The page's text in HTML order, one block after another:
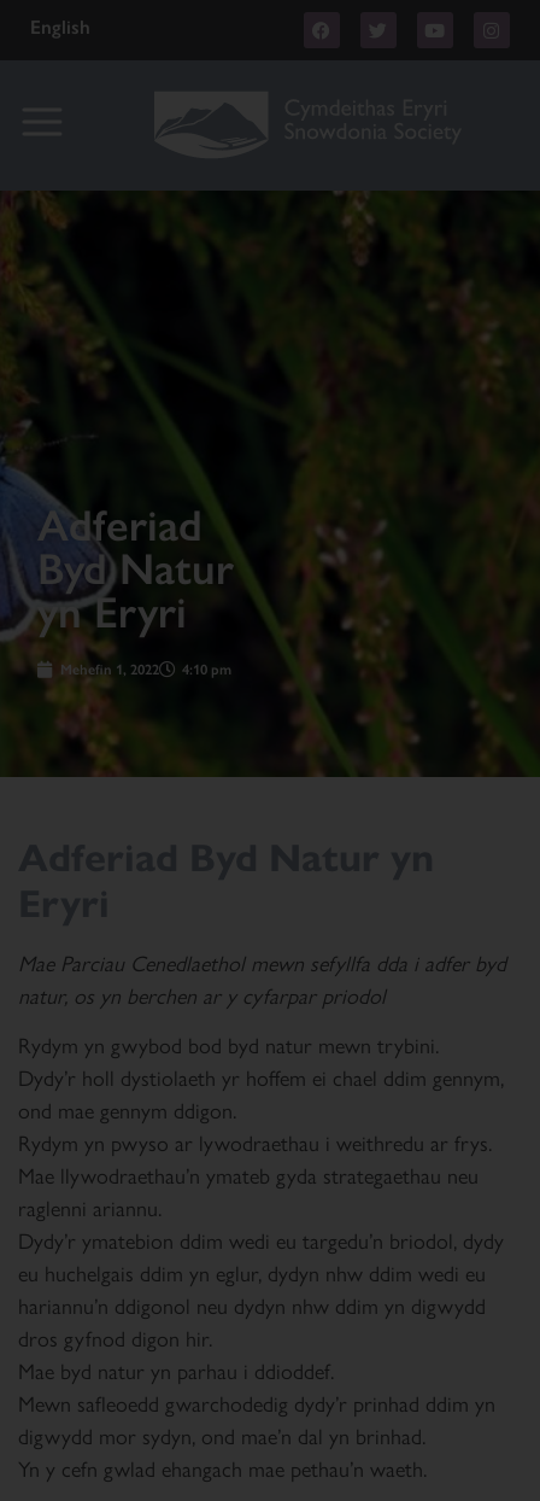
English
Adferiad
Byd Natur
yn Eryri
Mehefin 1, 2022 4:10 pm
Mae Parciau Cenedlaethol mewn sefyllfa dda i adfer byd
natur, os yn berchen ar y cyfarpar priodol
Rydym yn gwybod bod byd natur mewn trybini.
Dydy’r holl dystiolaeth yr hoffem ei chael ddim gennym,
ond mae gennym ddigon.
Rydym yn pwyso ar lywodraethau i weithredu ar frys.
Mae llywodraethau’n ymateb gyda strategaethau neu
raglenni ariannu.
Dydy’r ymatebion ddim wedi eu targedu’n briodol, dydy
eu huchelgais ddim yn eglur, dydyn nhw ddim wedi eu
hariannu’n ddigonol neu dydyn nhw ddim yn digwydd
dros gyfnod digon hir.
Mae byd natur yn parhau i ddioddef.
Mewn safleoedd gwarchodedig dydy’r prinhad ddim yn
digwydd mor sydyn, ond mae’n dal yn brinhad.
Yn y cefn gwlad ehangach mae pethau’n waeth.